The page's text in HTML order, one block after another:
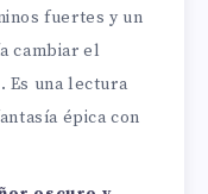
fuertes y un
cambiar el
Es una lectura
épica con